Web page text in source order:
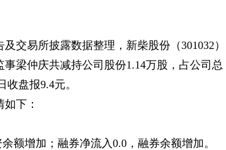
交易所披露数据整理，新柴股份（301032）
梁仲庆共减持公司股份1.14万股，占公司总
盘报9.4元。
下：
额增加；融券净流入0.0，融券余额增加。